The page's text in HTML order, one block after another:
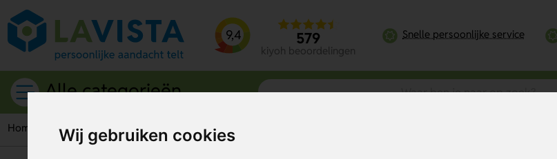
Wij gebruiken cookies
9,4 579
kiyoh beoordelingen
Snelle persoonlijke service
Alle categorieën
Home Notities Documentmappen Gerecycelde Papieren Documentenmap